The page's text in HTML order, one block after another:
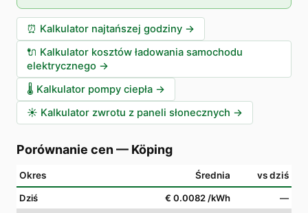
⏰ Kalkulator najtańszej godziny →
🔌 Kalkulator kosztów ładowania samochodu
elektrycznego →
🌡️ Kalkulator pompy ciepła →
☀️ Kalkulator zwrotu z paneli słonecznych →
Porównanie cen — Köping
Okres Średnia vs dziś
Dziś € 0.0082 /kWh
—